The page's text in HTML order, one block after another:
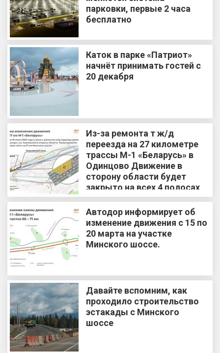
парковки, первые 2 часа
бесплатно
Каток в парке «Патриот»
начнёт принимать гостей с
20 декабря
Из-за ремонта т ж/д
переезда на 27 километре
трассы М-1 «Беларусь» в
Одинцово Движение в
сторону области будет
закрыто на всех 4 полосах
Автодор информирует об
изменение движения с 15 по
20 марта на участке
Минского шоссе.
Давайте вспомним, как
проходило строительство
эстакады с Минского
шоссе